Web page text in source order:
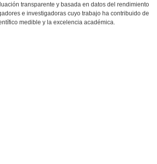
transparente y basada en datos del rendimiento
e investigadoras cuyo trabajo ha contribuido de
medible y la excelencia académica.